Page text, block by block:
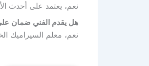
نعم، يعتمد على أحدث
هل يقدم الفني ضمان
نعم، معلم السيراميك